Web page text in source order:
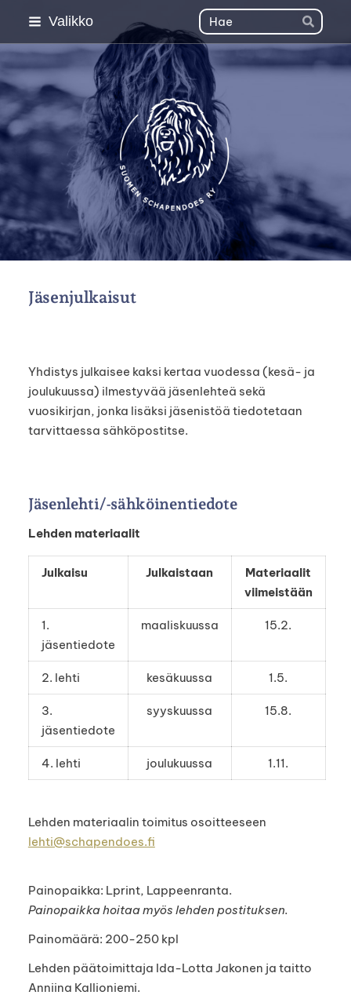
Siirry
sisältöön
Valikko Haku
Hae
Suomen Schapendoes
Jäsenjulkaisut
Yhdistys julkaisee kaksi kertaa vuodessa (kesä- ja
joulukuussa) ilmestyvää jäsenlehteä sekä
vuosikirjan, jonka lisäksi jäsenistöä tiedotetaan
tarvittaessa sähköpostitse.
Jäsenlehti/-sähköinentiedote
Lehden materiaalit
Julkaisu Julkaistaan
Materiaalit
viimeistään
1.
jäsentiedote
maaliskuussa 15.2.
2. lehti kesäkuussa 1.5.
3.
jäsentiedote
syyskuussa 15.8.
4. lehti joulukuussa 1.11.
Lehden materiaalin toimitus osoitteeseen
lehti@schapendoes.fi
Painopaikka: Lprint, Lappeenranta.
Painopaikka hoitaa myös lehden postituksen.
Painomäärä: 200-250 kpl
Lehden päätoimittaja Ida-Lotta Jakonen ja taitto
Anniina Kallioniemi.